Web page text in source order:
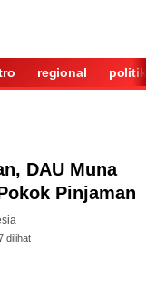
regional politik
DAU Muna
Pinjaman
dilihat